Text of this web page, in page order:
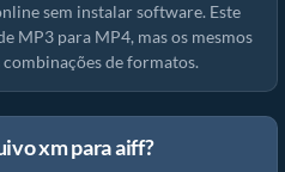
sem instalar software. Este
MP3 para MP4, mas os mesmos
de formatos.
xm para aiff?